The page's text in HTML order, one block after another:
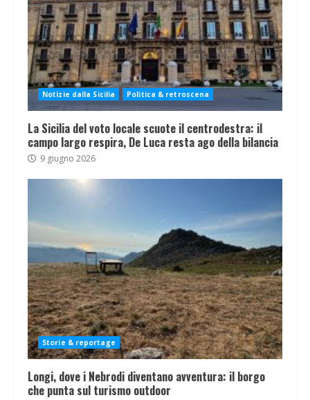
Notizie dalla Sicilia Politica & retroscena
La Sicilia del voto locale scuote il centrodestra: il
campo largo respira, De Luca resta ago della bilancia
9 giugno 2026
Storie & reportage
Longi, dove i Nebrodi diventano avventura: il borgo
che punta sul turismo outdoor